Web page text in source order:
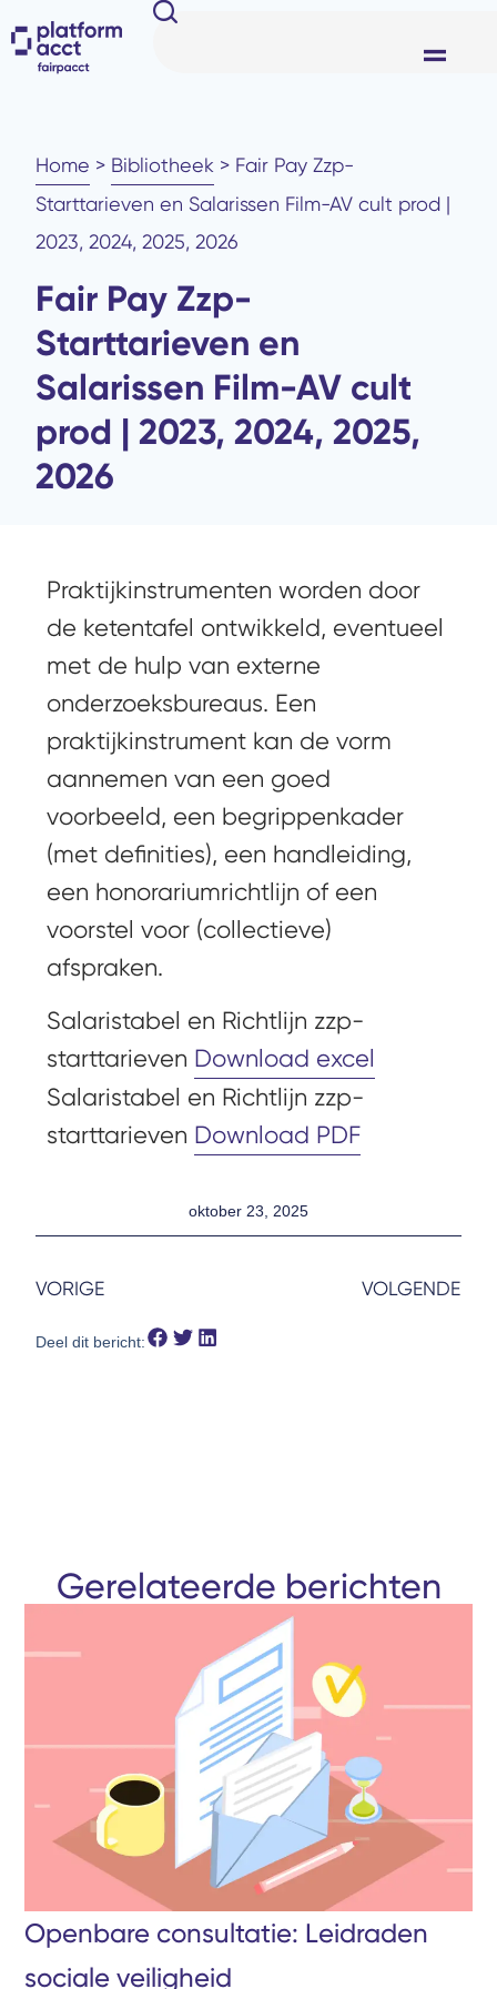
Home > Bibliotheek > Fair Pay Zzp-
Starttarieven en Salarissen Film-AV cult prod |
2023, 2024, 2025, 2026
Fair Pay Zzp-
Starttarieven en
Salarissen Film-AV cult
prod | 2023, 2024, 2025,
2026
Praktijkinstrumenten worden door
de ketentafel ontwikkeld, eventueel
met de hulp van externe
onderzoeksbureaus. Een
praktijkinstrument kan de vorm
aannemen van een goed
voorbeeld, een begrippenkader
(met definities), een handleiding,
een honorariumrichtlijn of een
voorstel voor (collectieve)
afspraken.
Salaristabel en Richtlijn zzp-
starttarieven Download excel
Salaristabel en Richtlijn zzp-
starttarieven Download PDF
oktober 23, 2025
VORIGE VOLGENDE
Deel dit bericht:
Gerelateerde berichten
Openbare consultatie: Leidraden
sociale veiligheid